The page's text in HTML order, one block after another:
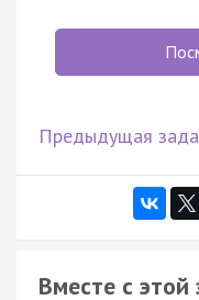
Предыдущая
Вместе с